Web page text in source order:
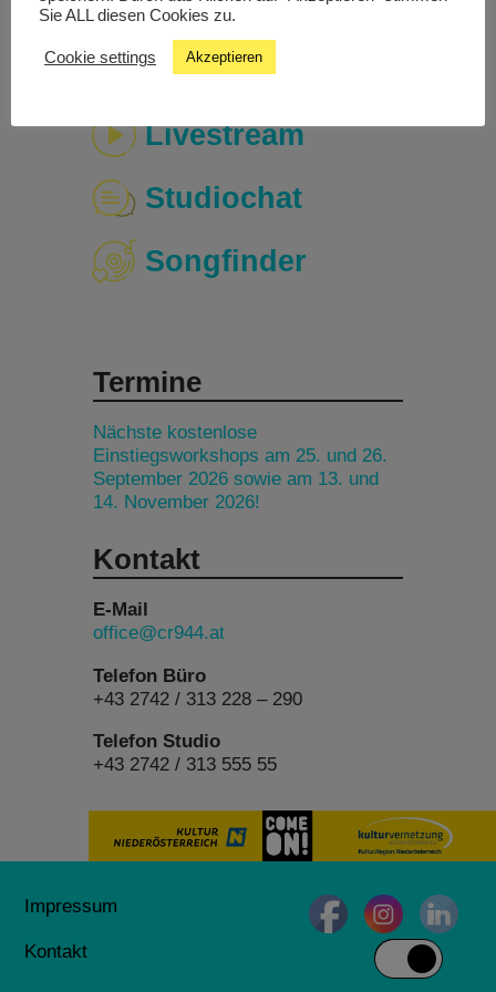
Livestream
Studiochat
Songfinder
Termine
Nächste kostenlose
Einstiegsworkshops am 25. und 26.
September 2026 sowie am 13. und
14. November 2026!
Kontakt
E-Mail
office@cr944.at
Telefon Büro
+43 2742 / 313 228 – 290
Telefon Studio
+43 2742 / 313 555 55
Impressum
Kontakt
Sie ALL diesen Cookies zu.
Cookie settings Akzeptieren